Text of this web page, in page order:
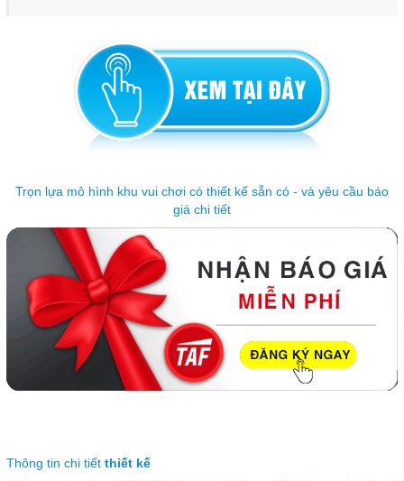
Trọn lựa mô hình khu vui chơi có thiết kế sẵn có - và yêu cầu báo
giá chi tiết
Thông tin chi tiết thiết kế